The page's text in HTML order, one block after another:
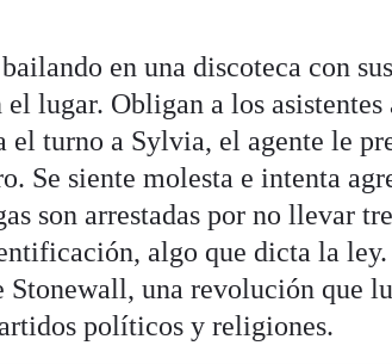
en una discoteca con
lugar. Obligan a los asistentes
turno a Sylvia, el agente le
Se siente molesta e intenta
son arrestadas por no llevar
algo que dicta la
una revolución que
políticos y religiones.